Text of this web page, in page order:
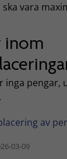
vara
inom
inga pengar,
.
av
03-09